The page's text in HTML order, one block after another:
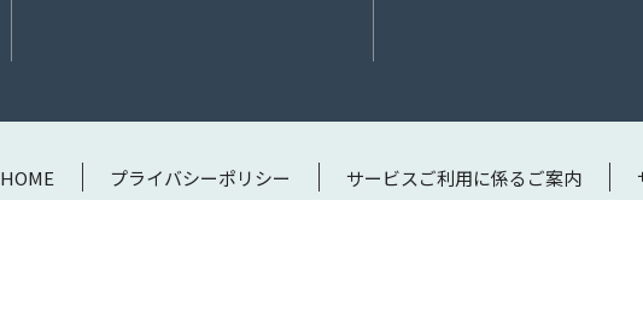
HOME プライバシーポリシー サービスご利用に係るご案内